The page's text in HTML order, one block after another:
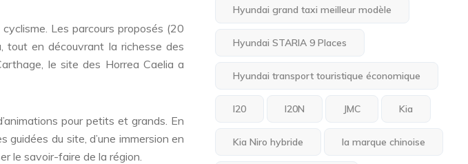
Les parcours proposés (20
en découvrant la richesse des
le site des Horrea Caelia a
pour petits et grands. En
du site, d’une immersion en
le savoir-faire de la région.
Hyundai grand taxi meilleur modèle
Hyundai STARIA 9 Places
Hyundai transport touristique économique
I20 I20N JMC Kia
Kia Niro hybride la marque chinoise